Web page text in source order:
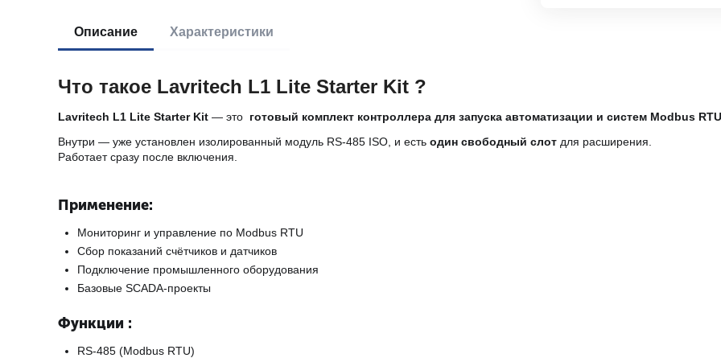
Описание Характеристики
Что такое Lavritech L1 Lite Starter Kit ?
Lavritech L1 Lite Starter Kit — это готовый комплект контроллера для запуска автоматизации и систем Modbus RTU
Внутри — уже установлен изолированный модуль RS-485 ISO, и есть один свободный слот для расширения.
Работает сразу после включения.
Применение:
Мониторинг и управление по Modbus RTU
Сбор показаний счётчиков и датчиков
Подключение промышленного оборудования
Базовые SCADA-проекты
Функции :
RS-485 (Modbus RTU)